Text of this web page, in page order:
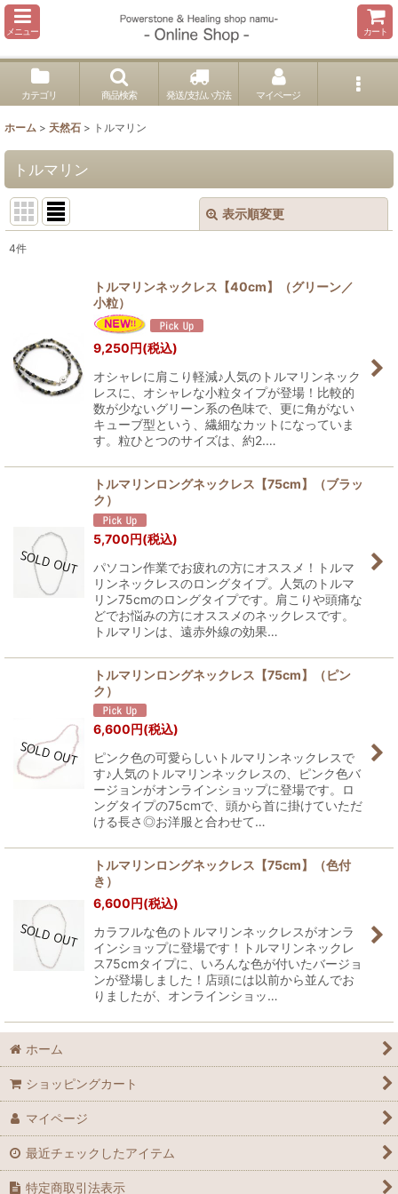
メニュー カート
カテゴリ 商品検索 発送/支払い方法 マイページ
ホーム > 天然石 > トルマリン
トルマリン
表示順変更
4件
トルマリンネックレス【40cm】（グリーン／
小粒）
9,250円(税込)
オシャレに肩こり軽減♪人気のトルマリンネック
レスに、オシャレな小粒タイプが登場！比較的
数が少ないグリーン系の色味で、更に角がない
キューブ型という、繊細なカットになっていま
す。粒ひとつのサイズは、約2.…
トルマリンロングネックレス【75cm】（ブラッ
ク）
5,700円(税込)
パソコン作業でお疲れの方にオススメ！トルマ
リンネックレスのロングタイプ。人気のトルマ
リン75cmのロングタイプです。肩こりや頭痛な
どでお悩みの方にオススメのネックレスです。
トルマリンは、遠赤外線の効果…
トルマリンロングネックレス【75cm】（ピン
ク）
6,600円(税込)
ピンク色の可愛らしいトルマリンネックレスで
す♪人気のトルマリンネックレスの、ピンク色バ
ージョンがオンラインショップに登場です。ロ
ングタイプの75cmで、頭から首に掛けていただ
ける長さ◎お洋服と合わせて…
トルマリンロングネックレス【75cm】（色付
き）
6,600円(税込)
カラフルな色のトルマリンネックレスがオンラ
インショップに登場です！トルマリンネックレ
ス75cmタイプに、いろんな色が付いたバージョ
ンが登場しました！店頭には以前から並んでお
りましたが、オンラインショッ…
ホーム
ショッピングカート
マイページ
最近チェックしたアイテム
特定商取引法表示